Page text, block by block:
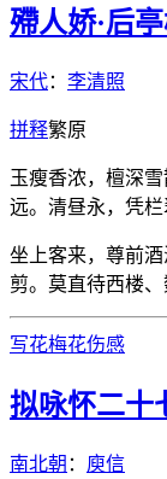
殢人娇·后
宋代： 李清照
拼释繁原
玉瘦香浓，檀深
远。清昼永，凭栏
坐上客来，尊前
剪。莫直待西楼、
写花梅花伤感
拟咏怀二十
南北朝 ： 庾信